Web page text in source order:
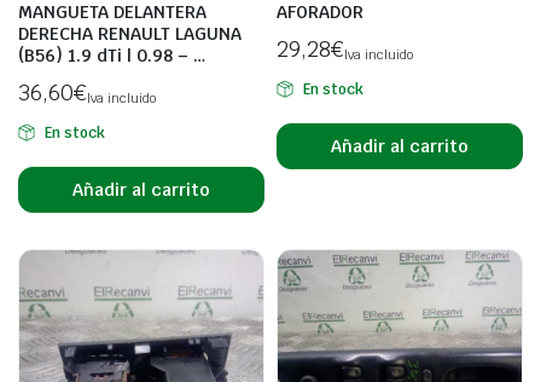
MANGUETA DELANTERA
DERECHA RENAULT LAGUNA
(B56) 1.9 dTi | 0.98 – …
36,60€Iva incluido
En stock
Añadir al carrito
AFORADOR
29,28€Iva incluido
En stock
Añadir al carrito